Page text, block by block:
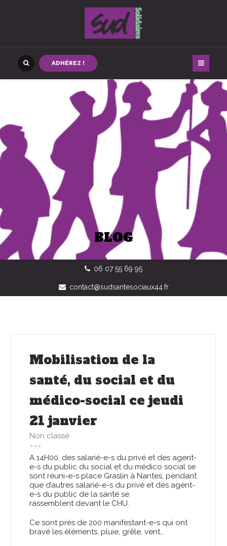
ADHÉREZ !
BLOG
06 07 55 69 95
contact@sudsantesociaux44.fr
Mobilisation de la
santé, du social et du
médico-social ce jeudi
21 janvier
Non classé
A 14H00, des salarié-e-s du privé et des agent-
e-s du public du social et du médico social se
sont réuni-e-s place Graslin à Nantes, pendant
que d’autres salarié-e-s du privé et des agent-
e-s du public de la santé se
rassemblent devant le CHU.
Ce sont près de 200 manifestant-e-s qui ont
bravé les éléments, pluie, grêle, vent…